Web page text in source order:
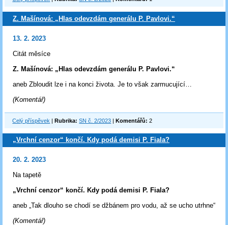
Z. Mašínová: „Hlas odevzdám generálu P. Pavlovi.“
13. 2. 2023
Citát měsíce
Z. Mašínová: „Hlas odevzdám generálu P. Pavlovi.“
aneb Zbloudit lze i na konci života. Je to však zarmucující…
(Komentář)
Celý příspěvek |Rubrika: SN č. 2/2023 |Komentářů: 2
„Vrchní cenzor“ končí. Kdy podá demisi P. Fiala?
20. 2. 2023
Na tapetě
„Vrchní cenzor“ končí. Kdy podá demisi P. Fiala?
aneb „Tak dlouho se chodí se džbánem pro vodu, až se ucho utrhne“
(Komentář)